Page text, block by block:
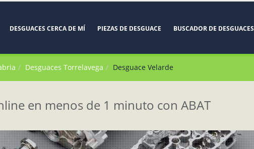
DESGUACES CERCA DE MÍ PIEZAS DE DESGUACE BUSCADOR DE DESGUACES
Desguaces Torrelavega Desguace Velarde
en menos de 1 minuto con ABAT